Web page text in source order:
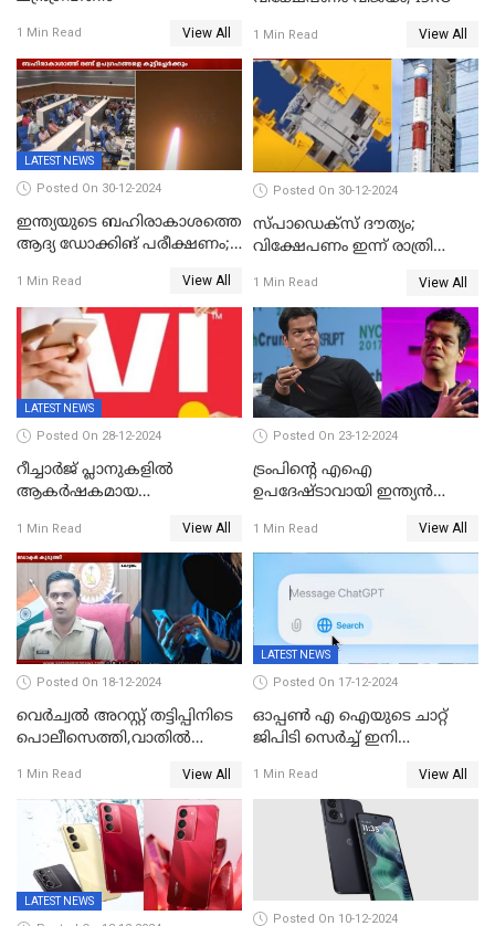
1 Min Read View All 1 Min Read View All
LATEST NEWS
Posted On 30-12-2024
ഇന്ത്യയുടെ ബഹിരാകാശത്തെ
ആദ്യ ഡോക്കിങ് പരീക്ഷണം;
വിജയം
1 Min Read View All
Posted On 30-12-2024
സ്പാഡെക്‌സ് ദൗത്യം;
വിക്ഷേപണം ഇന്ന് രാത്രി
1 Min Read View All
LATEST NEWS
Posted On 28-12-2024
റീച്ചാര്‍ജ് പ്ലാനുകളില്‍
ആകർഷകമായ
വരുത്തി വിഐ
1 Min Read View All
Posted On 23-12-2024
ട്രംപിന്റെ എഐ
ഉപദേഷ്ടാവായി ഇന്ത്യൻ
1 Min Read View All
Posted On 18-12-2024
വെർച്വൽ അറസ്റ്റ് തട്ടിപ്പിനിടെ
പൊലീസെത്തി,വാതില്‍
ഡോക്ടർ വിസമ്മതിച്ചിട്ടും
ഫോൺ വാങ്ങി;
നിർണായകമായത് ബാങ്കിന്റെ
സംശയം
1 Min Read View All
LATEST NEWS
Posted On 17-12-2024
ഓപ്പൺ എ ഐയുടെ ചാറ്റ്
ജിപിടി സെർച്ച് ഇനി
ഉപയോഗിക്കാം
1 Min Read View All
LATEST NEWS
Posted On 10-12-2024